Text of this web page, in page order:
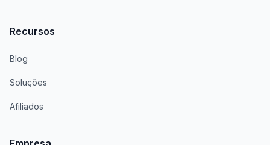
Recursos
Blog
Soluções
Afiliados